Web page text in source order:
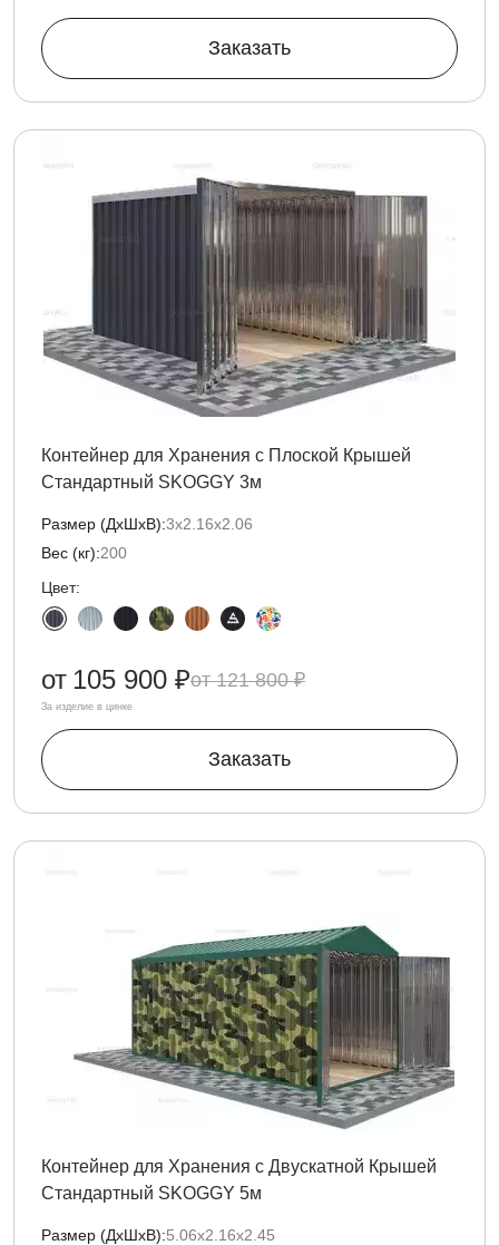
Заказать
Контейнер для Хранения с Плоской Крышей
Стандартный SKOGGY 3м
Размер (ДxШxВ):3х2.16х2.06
Вес (кг):200
Цвет:
121 800 ₽
от 105 900 ₽
За изделие в цинке
Заказать
Контейнер для Хранения с Двускатной Крышей
Стандартный SKOGGY 5м
Размер (ДxШxВ):5.06х2.16х2.45